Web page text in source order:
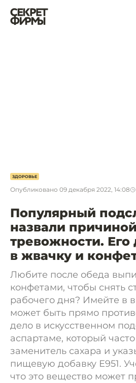
ЗДОРОВЬЕ
Опубликовано 09 декабря 2022, 14:08
Популярный
назвали причиной
тревожности. Его
в жвачку и
Любите после обеда
конфетами, чтобы снять
рабочего дня? Имейте в
может быть прямо
дело в искусственном
аспартаме, который
заменитель сахара и
пищевую добавку Е951.
что это вещество может